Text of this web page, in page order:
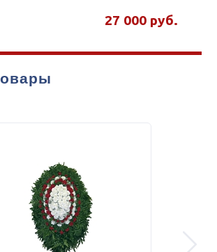
27 000